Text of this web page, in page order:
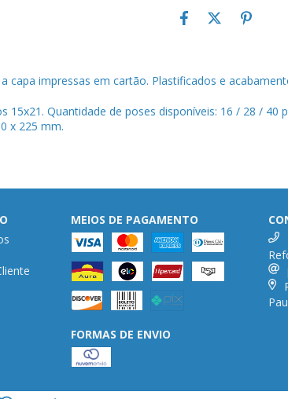
capa impressas em cartão. Plastificados e
15x21. Quantidade de poses disponíveis: 16 / 28 / 40
x 225 mm.
MEIOS DE PAGAMENTO
FORMAS DE ENVIO